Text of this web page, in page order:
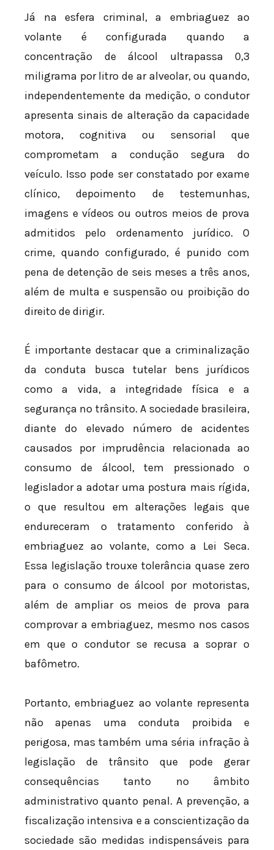
Já na esfera criminal, a embriaguez ao
volante é configurada quando a
concentração de álcool ultrapassa 0,3
miligrama por litro de ar alveolar, ou quando,
independentemente da medição, o condutor
apresenta sinais de alteração da capacidade
motora, cognitiva ou sensorial que
comprometam a condução segura do
veículo. Isso pode ser constatado por exame
clínico, depoimento de testemunhas,
imagens e vídeos ou outros meios de prova
admitidos pelo ordenamento jurídico. O
crime, quando configurado, é punido com
pena de detenção de seis meses a três anos,
além de multa e suspensão ou proibição do
direito de dirigir.
É importante destacar que a criminalização
da conduta busca tutelar bens jurídicos
como a vida, a integridade física e a
segurança no trânsito. A sociedade brasileira,
diante do elevado número de acidentes
causados por imprudência relacionada ao
consumo de álcool, tem pressionado o
legislador a adotar uma postura mais rígida,
o que resultou em alterações legais que
endureceram o tratamento conferido à
embriaguez ao volante, como a Lei Seca.
Essa legislação trouxe tolerância quase zero
para o consumo de álcool por motoristas,
além de ampliar os meios de prova para
comprovar a embriaguez, mesmo nos casos
em que o condutor se recusa a soprar o
bafômetro.
Portanto, embriaguez ao volante representa
não apenas uma conduta proibida e
perigosa, mas também uma séria infração à
legislação de trânsito que pode gerar
consequências tanto no âmbito
administrativo quanto penal. A prevenção, a
fiscalização intensiva e a conscientização da
sociedade são medidas indispensáveis para